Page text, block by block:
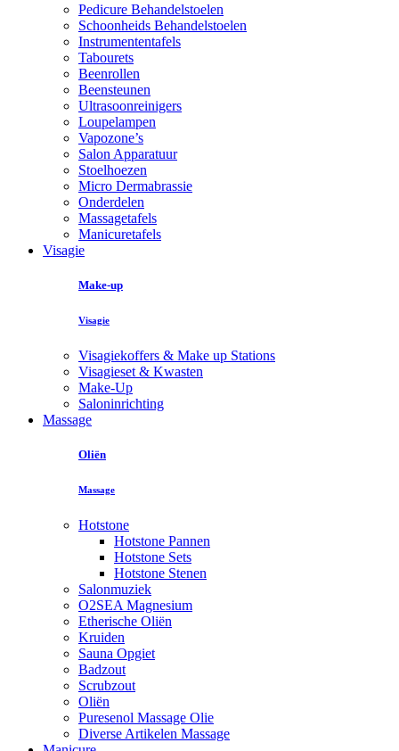
Pedicure Behandelstoelen
Schoonheids Behandelstoelen
Instrumententafels
Tabourets
Beenrollen
Beensteunen
Ultrasoonreinigers
Loupelampen
Vapozone’s
Salon Apparatuur
Stoelhoezen
Micro Dermabrassie
Onderdelen
Massagetafels
Manicuretafels
Visagie
Make-up
Visagie
Visagiekoffers & Make up Stations
Visagieset & Kwasten
Make-Up
Saloninrichting
Massage
Oliën
Massage
Hotstone
Hotstone Pannen
Hotstone Sets
Hotstone Stenen
Salonmuziek
O2SEA Magnesium
Etherische Oliën
Kruiden
Sauna Opgiet
Badzout
Scrubzout
Oliën
Puresenol Massage Olie
Diverse Artikelen Massage